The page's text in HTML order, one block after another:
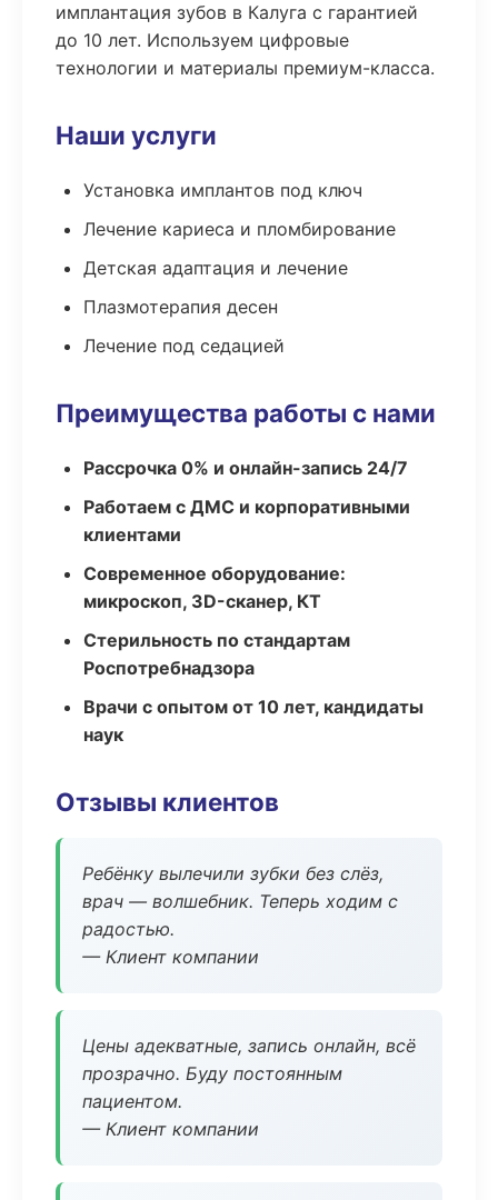
имплантация зубов в Калуга с гарантией
до 10 лет. Используем цифровые
технологии и материалы премиум-класса.
Наши услуги
Установка имплантов под ключ
Лечение кариеса и пломбирование
Детская адаптация и лечение
Плазмотерапия десен
Лечение под седацией
Преимущества работы с нами
Рассрочка 0% и онлайн-запись 24/7
Работаем с ДМС и корпоративными
клиентами
Современное оборудование:
микроскоп, 3D-сканер, КТ
Стерильность по стандартам
Роспотребнадзора
Врачи с опытом от 10 лет, кандидаты
наук
Отзывы клиентов
Ребёнку вылечили зубки без слёз,
врач — волшебник. Теперь ходим с
радостью.
— Клиент компании
Цены адекватные, запись онлайн, всё
прозрачно. Буду постоянным
пациентом.
— Клиент компании